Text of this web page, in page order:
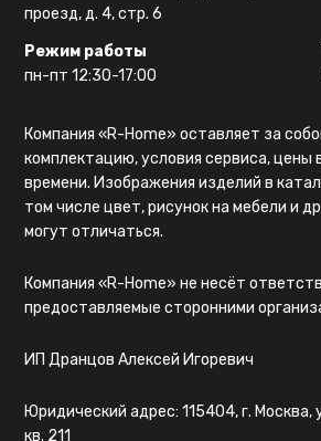
проезд, д. 4, стр. 6
Режим работы
пн-пт 12:30-17:00
Компания «R-Home» оставляет за
комплектацию, условия сервиса, цены
времени. Изображения изделий в
том числе цвет, рисунок на мебели и
могут отличаться.
Компания «R-Home» не несёт
предоставляемые сторонними
ИП Дранцов Алексей Игоревич
Юридический адрес: 115404, г. Москва,
кв. 211